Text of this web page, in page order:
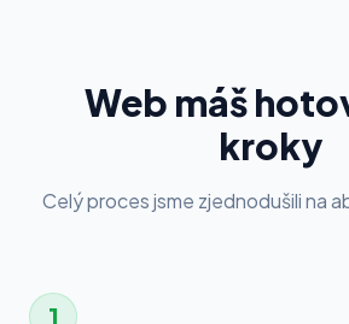
Web máš
kroky
Celý proces jsme zjednodušili na
1